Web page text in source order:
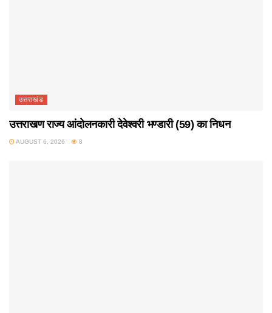
उत्तराखंड
उत्तराखण राज्य आंदोलनकारी देवेश्वरी भण्डारी (59) का निधन
AUGUST 6, 2026 8